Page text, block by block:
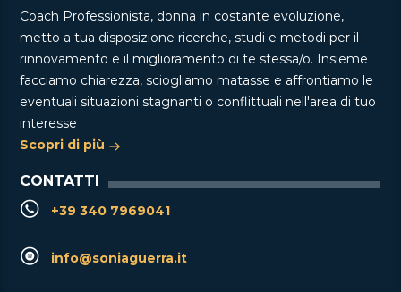
Coach Professionista, donna in costante evoluzione,
metto a tua disposizione ricerche, studi e metodi per il
rinnovamento e il miglioramento di te stessa/o. Insieme
facciamo chiarezza, sciogliamo matasse e affrontiamo le
eventuali situazioni stagnanti o conflittuali nell'area di tuo
interesse
Scopri di più
CONTATTI
+39 340 7969041
info@soniaguerra.it